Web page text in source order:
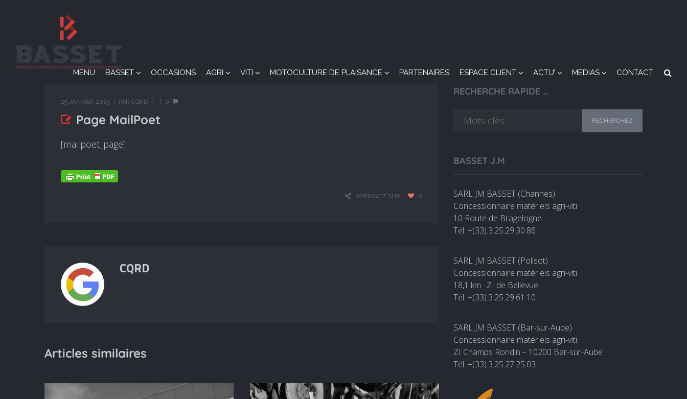
MENU BASSET OCCASIONS AGRI VITI MOTOCULTURE DE PLAISANCE PARTENAIRES ESPACE CLIENT ACTU’ MEDIAS CONTACT
29 JANVIER 2025 PAR CQRD 0
Page MailPoet
[mailpoet_page]
PARTAGEZ SUR 0
CQRD
Articles similaires
RECHERCHE RAPIDE …
BASSET J.M
SARL JM BASSET (Channes)
Concessionnaire matériels agri-viti
10 Route de Bragelogne
Tél: +(33).3.25.29.30.86
SARL JM BASSET (Polisot)
Concessionnaire matériels agri-viti
18,1 km · ZI de Bellevue
Tél: +(33).3.25.29.61.10
SARL JM BASSET (Bar-sur-Aube)
Concessionnaire matériels agri-viti
ZI Champs Rondin – 10200 Bar-sur-Aube
Tél: +(33).3.25.27.25.03